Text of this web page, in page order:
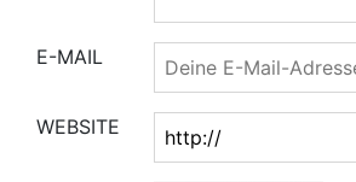
E-MAIL
WEBSITE